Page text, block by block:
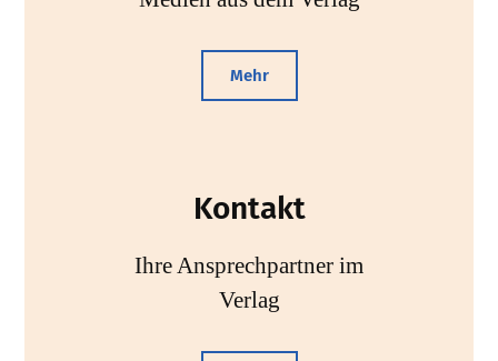
Mehr
Kontakt
Ihre Ansprechpartner im
Verlag